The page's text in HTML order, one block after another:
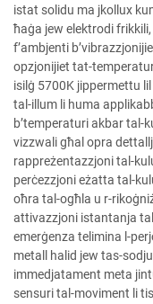
istat solidu ma jkollux
ħaġa jew elektrodi
f’ambjenti
opzjonijiet tat-
isilġ 5700K jippermettu
tal-illum li huma
b’temperaturi akbar tal-
vizzwali għal opra
rappreżentazzjoni tal-
perċezzjoni eżatta tal-
oħra tal-ogħla u r-
attivazzjoni istantanja
emerġenza telimina l-
metall halid jew tas-
immedjatament meta
sensuri tal-moviment li